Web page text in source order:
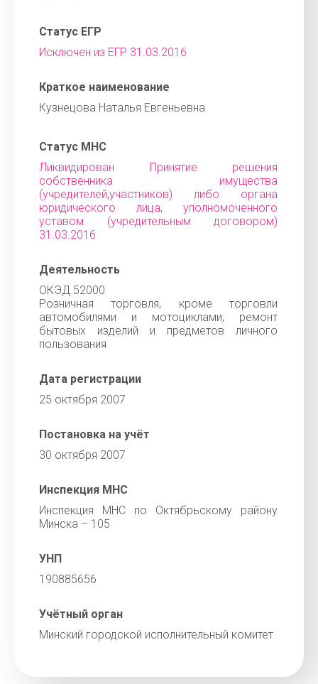
Статус ЕГР
Исключен из ЕГР 31.03.2016
Краткое наименование
Кузнецова Наталья Евгеньевна
Статус МНС
Ликвидирован Принятие решения
собственника имущества
(учредителей,участников) либо органа
юридического лица, уполномоченного
уставом (учредительным договором)
31.03.2016
Деятельность
ОКЭД 52000
Розничная торговля, кроме торговли
автомобилями и мотоциклами; ремонт
бытовых изделий и предметов личного
пользования
Дата регистрации
25 октября 2007
Постановка на учёт
30 октября 2007
Инспекция МНС
Инспекция МНС по Октябрьскому району
Минска – 105
УНП
190885656
Учётный орган
Минский городской исполнительный комитет